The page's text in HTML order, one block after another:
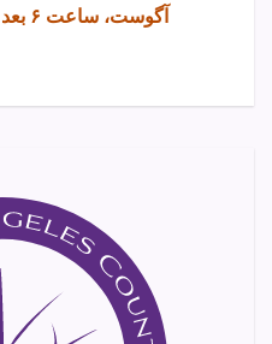
۱۲ آگوست، ساعت ۶ بعد از ظهر